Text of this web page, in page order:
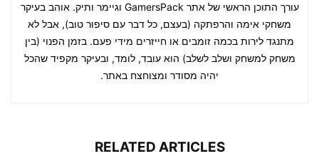
עורך התוכן הראשי של אתר GamersPack וגיימר ותיק. אוהב בעיקר
משחקי אימה והרפתקה (בעצם, כל דבר עם סיפור טוב), אבל לא
מתנגד לירות בכמה זומבים או חייזרים מידי פעם. בזמן הפנוי (בין
משחק למשחק ושלב לשלב) הוא עובד, לומד, ובעיקר מקפיד שהכל
יהיה מסודר ומצוחצח באתר.
RELATED ARTICLES